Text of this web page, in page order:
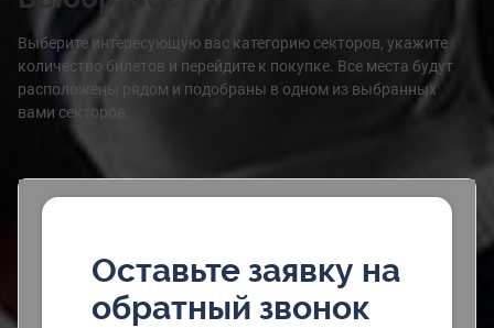
Выберите интересующую вас категорию секторов, укажите
количество билетов и перейдите к покупке. Все места будут
расположены рядом и подобраны в одном из выбранных
вами секторов.
Оставьте заявку на
обратный звонок